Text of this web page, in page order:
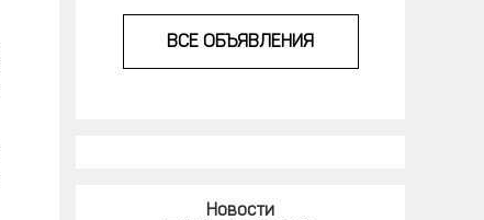
ВСЕ ОБЪЯВЛЕНИЯ
Новости